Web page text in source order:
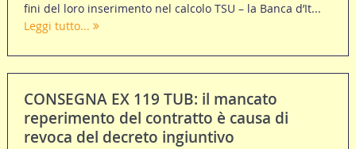
fini del loro inserimento nel calcolo TSU – la Banca d’It...
Leggi tutto...
CONSEGNA EX 119 TUB: il mancato
reperimento del contratto è causa di
revoca del decreto ingiuntivo